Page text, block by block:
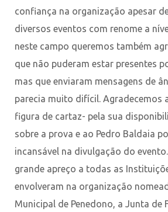
confiança na organização apesar
diversos eventos com renome a
neste campo queremos também
que não puderam estar presentes
mas que enviaram mensagens de
parecia muito difícil. Agradecemos
figura de cartaz- pela sua
sobre a prova e ao Pedro Baldaia
incansável na divulgação do
grande apreço a todas as
envolveram na organização
Municipal de Penedono, a Junta de